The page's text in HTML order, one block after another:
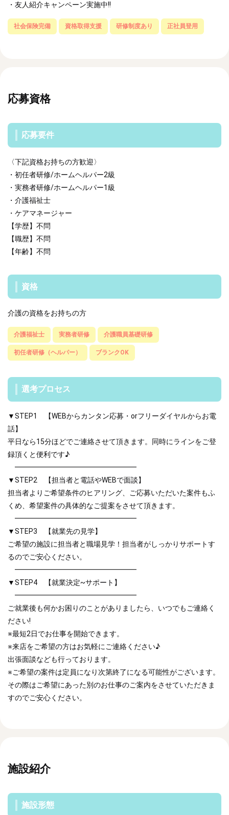
・友人紹介キャンペーン実施中!!
社会保険完備 資格取得支援 研修制度あり 正社員登用
応募資格
応募要件
〈下記資格お持ちの方歓迎〉
・初任者研修/ホームヘルパー2級
・実務者研修/ホームヘルパー1級
・介護福祉士
・ケアマネージャー
【学歴】不問
【職歴】不問
【年齢】不問
資格
介護の資格をお持ちの方
介護福祉士 実務者研修 介護職員基礎研修
初任者研修（ヘルパー） ブランクOK
選考プロセス
▼STEP1 【WEBからカンタン応募・orフリーダイヤルからお電
話】
平日なら15分ほどでご連絡させて頂きます。同時にラインをご登
録頂くと便利です♪
━━━━━━━━━━━━━━━━━
▼STEP2 【担当者と電話やWEBで面談】
担当者よりご希望条件のヒアリング、ご応募いただいた案件もふ
くめ、希望案件の具体的なご提案をさせて頂きます。
━━━━━━━━━━━━━━━━━
▼STEP3 【就業先の見学】
ご希望の施設に担当者と職場見学！担当者がしっかりサポートす
るのでご安心ください。
━━━━━━━━━━━━━━━━━
▼STEP4 【就業決定~サポート】
━━━━━━━━━━━━━━━━━
ご就業後も何かお困りのことがありましたら、いつでもご連絡く
ださい!
※最短2日でお仕事を開始できます。
※来店をご希望の方はお気軽にご連絡ください♪
出張面談なども行っております。
※ご希望の案件は定員になり次第終了になる可能性がございます。
その際はご希望にあった別のお仕事のご案内をさせていただきま
すのでご安心ください。
施設紹介
施設形態